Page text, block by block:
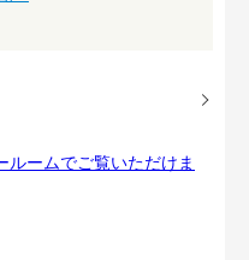
ルームでご覧いただけま